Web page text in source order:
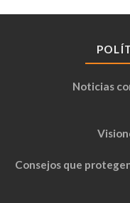
Noticias
Consejos que